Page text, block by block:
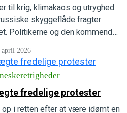
til krig, klimakaos og utryghed.
skyggeflåde fragter
Politikerne og den kommende
april 2026
fredelige protester
op i retten efter at være idømt en